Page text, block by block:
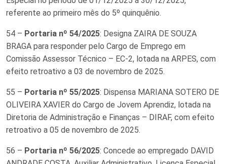
referente ao primeiro mês do 5º quinquênio.
54 – Portaria nº 54/2025: Designa ZAIRA DE SOUZA
BRAGA para responder pelo Cargo de Emprego em
Comissão Assessor Técnico – EC-2, lotada na ARPES, com
efeito retroativo a 03 de novembro de 2025.
55 – Portaria nº 55/2025: Dispensa MARIANA SOTERO DE
OLIVEIRA XAVIER do Cargo de Jovem Aprendiz, lotada na
Diretoria de Administração e Finanças – DIRAF, com efeito
retroativo a 05 de novembro de 2025.
56 – Portaria nº 56/2025: Concede ao empregado DAVID